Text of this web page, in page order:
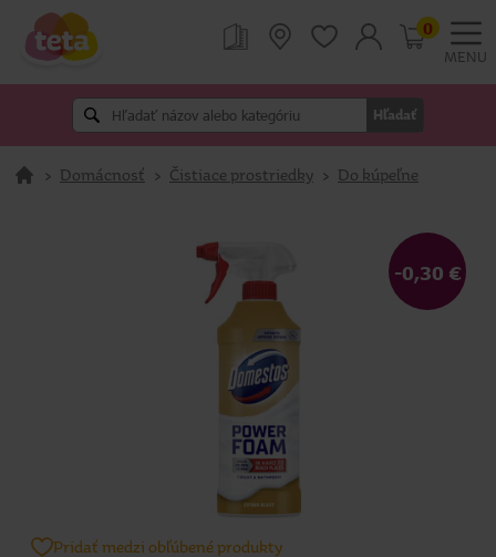
MENU
Hľadať
0
> Domácnosť > Čistiace prostriedky > Do kúpeľne
-0,30 €
Pridať medzi obľúbené produkty